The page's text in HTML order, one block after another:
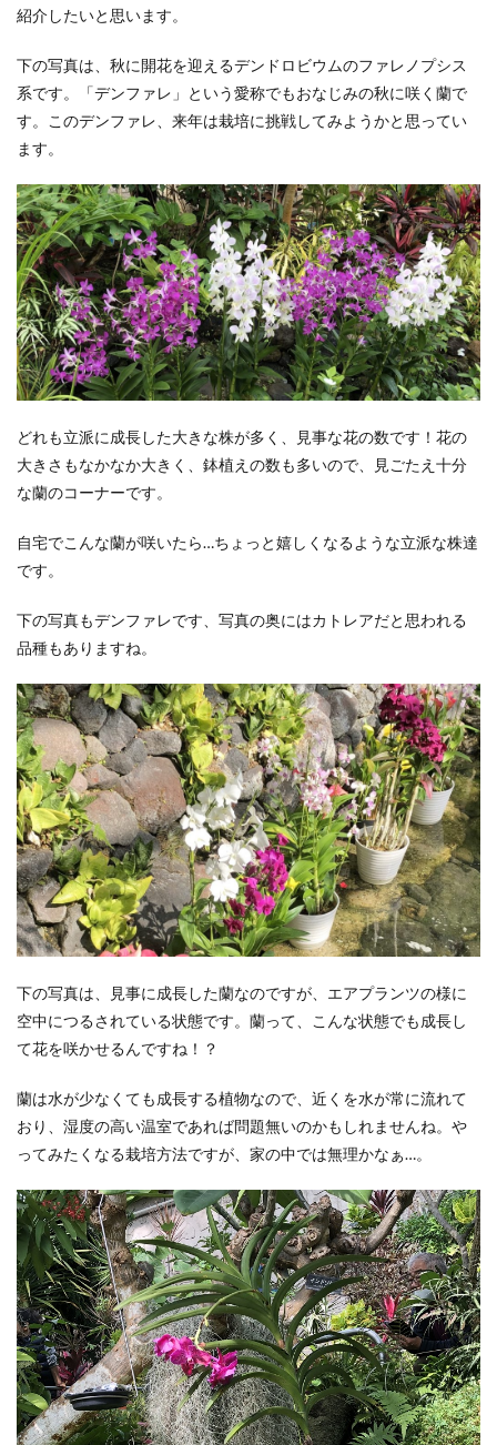
紹介したいと思います。
下の写真は、秋に開花を迎えるデンドロビウムのファレノプシス
系です。「デンファレ」という愛称でもおなじみの秋に咲く蘭で
す。このデンファレ、来年は栽培に挑戦してみようかと思ってい
ます。
どれも立派に成長した大きな株が多く、見事な花の数です！花の
大きさもなかなか大きく、鉢植えの数も多いので、見ごたえ十分
な蘭のコーナーです。
自宅でこんな蘭が咲いたら…ちょっと嬉しくなるような立派な株達
です。
下の写真もデンファレです、写真の奥にはカトレアだと思われる
品種もありますね。
下の写真は、見事に成長した蘭なのですが、エアプランツの様に
空中につるされている状態です。蘭って、こんな状態でも成長し
て花を咲かせるんですね！？
蘭は水が少なくても成長する植物なので、近くを水が常に流れて
おり、湿度の高い温室であれば問題無いのかもしれませんね。や
ってみたくなる栽培方法ですが、家の中では無理かなぁ…。